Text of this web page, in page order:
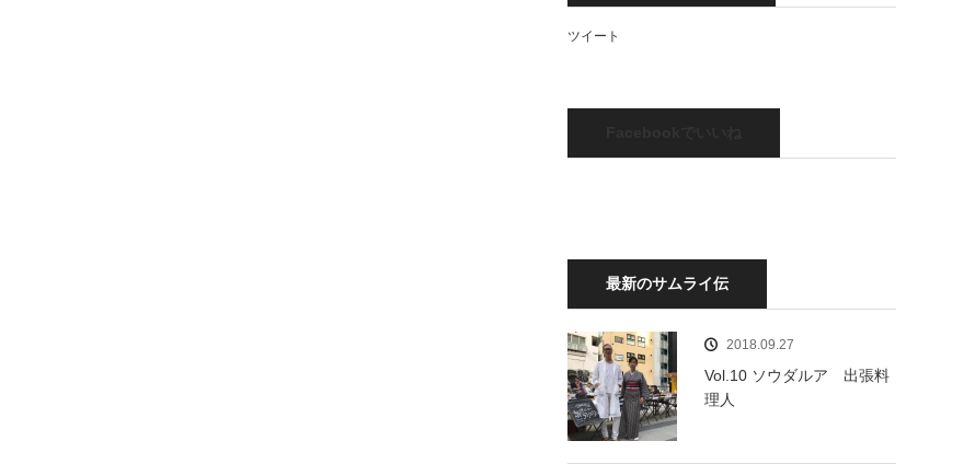
ツイート
最新のサムライ伝
2018.09.27
Vol.10 ソウダルア 出張料
理人